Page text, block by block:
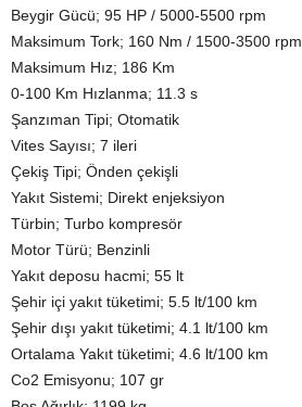
Beygir Gücü; 95 HP / 5000-5500 rpm
Maksimum Tork; 160 Nm / 1500-3500 rpm
Maksimum Hız; 186 Km
0-100 Km Hızlanma; 11.3 s
Şanzıman Tipi; Otomatik
Vites Sayısı; 7 ileri
Çekiş Tipi; Önden çekişli
Yakıt Sistemi; Direkt enjeksiyon
Türbin; Turbo kompresör
Motor Türü; Benzinli
Yakıt deposu hacmi; 55 lt
Şehir içi yakıt tüketimi; 5.5 lt/100 km
Şehir dışı yakıt tüketimi; 4.1 lt/100 km
Ortalama Yakıt tüketimi; 4.6 lt/100 km
Co2 Emisyonu; 107 gr